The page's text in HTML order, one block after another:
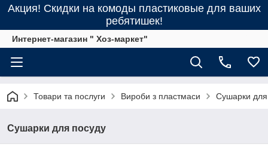
Акция! Скидки на комоды пластиковые для ваших
ребятишек!
Интернет-магазин " Хоз-маркет"
Товари та послуги Вироби з пластмаси Сушарки для
Сушарки для посуду